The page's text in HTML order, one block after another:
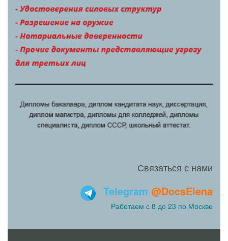
Связаться с нами
Telegram @DocsElena
Работаем с 8 до 23 по Москве